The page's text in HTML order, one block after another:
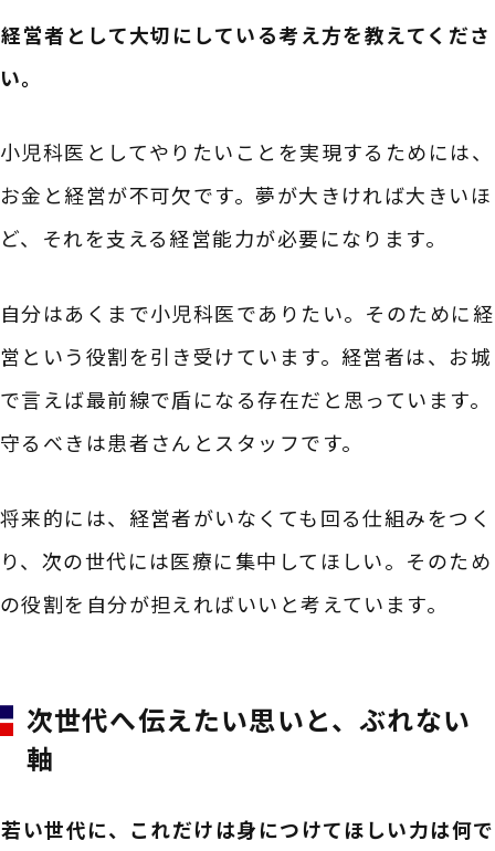
――経営者として大切にしている考え方を教えてくださ
い。
小児科医としてやりたいことを実現するためには、
お金と経営が不可欠です。夢が大きければ大きいほ
ど、それを支える経営能力が必要になります。
自分はあくまで小児科医でありたい。そのために経
営という役割を引き受けています。経営者は、お城
で言えば最前線で盾になる存在だと思っています。
守るべきは患者さんとスタッフです。
将来的には、経営者がいなくても回る仕組みをつく
り、次の世代には医療に集中してほしい。そのため
の役割を自分が担えればいいと考えています。
次世代へ伝えたい思いと、ぶれない
軸
――若い世代に、これだけは身につけてほしい力は何で